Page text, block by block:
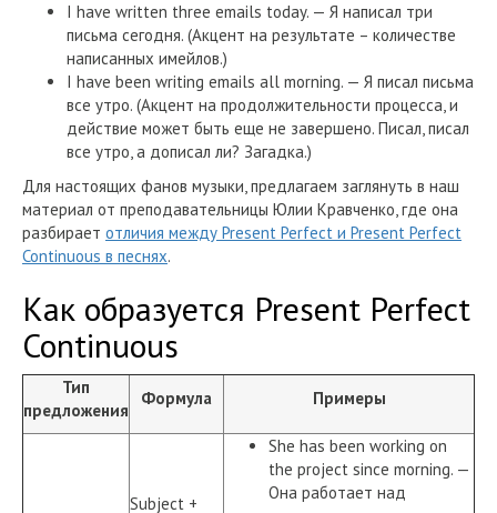
I have written three emails today. — Я написал три
письма сегодня. (Акцент на результате – количестве
написанных имейлов.)
I have been writing emails all morning. — Я писал письма
все утро. (Акцент на продолжительности процесса, и
действие может быть еще не завершено. Писал, писал
все утро, а дописал ли? Загадка.)
Для настоящих фанов музыки, предлагаем заглянуть в наш
материал от преподавательницы Юлии Кравченко, где она
разбирает отличия между Present Perfect и Present Perfect
Continuous в песнях.
Как образуется Present Perfect
Continuous
Тип
предложения
Формула Примеры
Subject +
She has been working on
the project since morning. —
Она работает над